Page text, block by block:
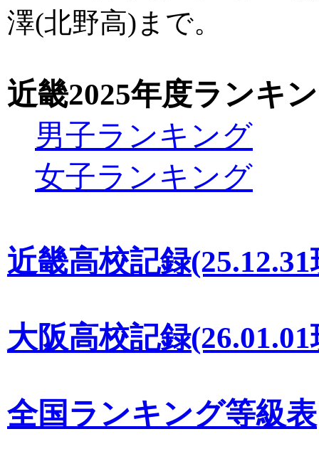
澤(北野高)まで。
近畿2025年度ランキ
男子ランキング
女子ランキング
近畿高校記録
大阪高校記録
全国ランキング等級表